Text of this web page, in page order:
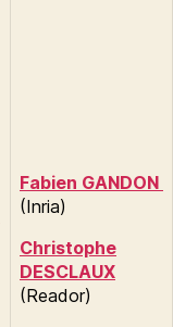
Fabien GANDON
(Inria)
Christophe
DESCLAUX
(Reador)